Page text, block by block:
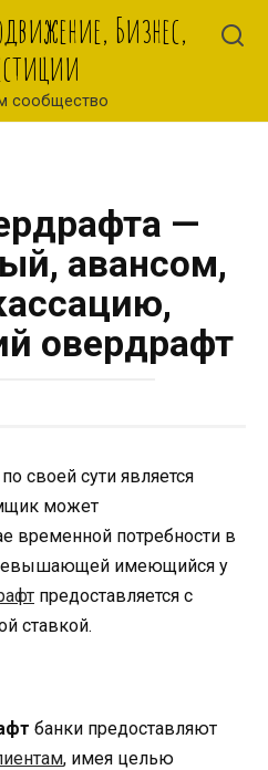
Бизнес,
сообщество
—
авансом,
овердрафт
своей сути является
может
временной потребности в
имеющийся у
предоставляется с
ставкой.
банки предоставляют
, имея целью